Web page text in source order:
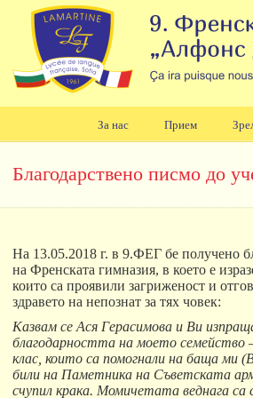
За нас Прием
Навигация
Благодарствено писмо до
На 13.05.2018 г. в 9.ФЕГ бе получено
на Френската гимназия, в което е
които са проявили загриженост и
здравето на непознат за тях човек:
Казвам се Ася Герасимова и Ви
благодарността на моето семейство
клас, които са помогнали на баща ми
били на Паметника на Съветската
счупил крака. Момичетата веднага са